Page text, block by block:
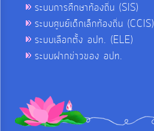
ระบบการศึกษาท้องถิ่น (SIS)
ระบบศูนย์เด็กเล็กท้องถิ่น (CCIS)
ระบบเลือกตั้ง อปท. (ELE)
ระบบฝากข่าวของ อปท.